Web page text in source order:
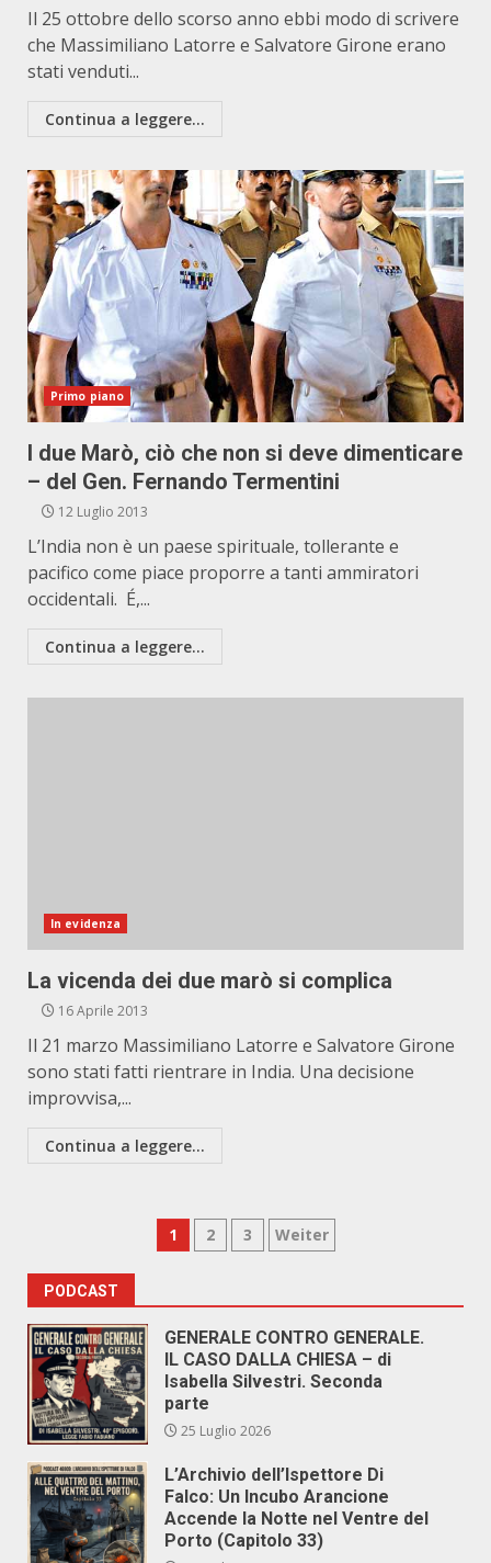
Il 25 ottobre dello scorso anno ebbi modo di scrivere
che Massimiliano Latorre e Salvatore Girone erano
stati venduti...
Continua a leggere...
Primo piano
I due Marò, ciò che non si deve dimenticare
– del Gen. Fernando Termentini
12 Luglio 2013
L’India non è un paese spirituale, tollerante e
pacifico come piace proporre a tanti ammiratori
occidentali. É,...
Continua a leggere...
In evidenza
La vicenda dei due marò si complica
16 Aprile 2013
Il 21 marzo Massimiliano Latorre e Salvatore Girone
sono stati fatti rientrare in India. Una decisione
improvvisa,...
Continua a leggere...
Paginazione
articoli
1 2 3 Weiter
PODCAST
GENERALE CONTRO GENERALE.
IL CASO DALLA CHIESA – di
Isabella Silvestri. Seconda
parte
25 Luglio 2026
L’Archivio dell’Ispettore Di
Falco: Un Incubo Arancione
Accende la Notte nel Ventre del
Porto (Capitolo 33)